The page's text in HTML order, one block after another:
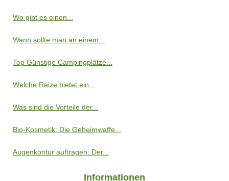
Wo gibt es einen...
Wann sollte man an einem...
Top Günstige Campingplätze...
Welche Reize bietet ein...
Was sind die Vorteile der...
Bio-Kosmetik: Die Geheimwaffe...
Augenkontur auftragen: Der...
Informationen